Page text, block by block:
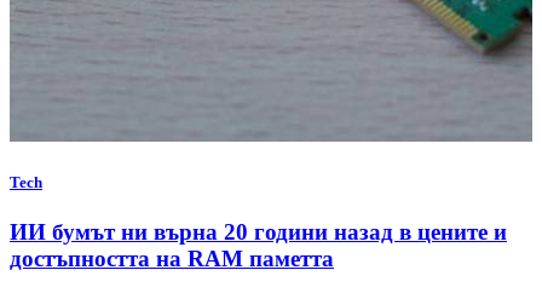
Tech
ИИ бумът ни върна 20 години назад в цените и
достъпността на RAM паметта